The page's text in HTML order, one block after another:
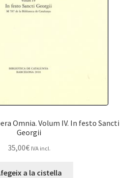
Omnia. Volum IV. In festo Sancti
Georgii
35,00€ IVA incl.
a la cistella